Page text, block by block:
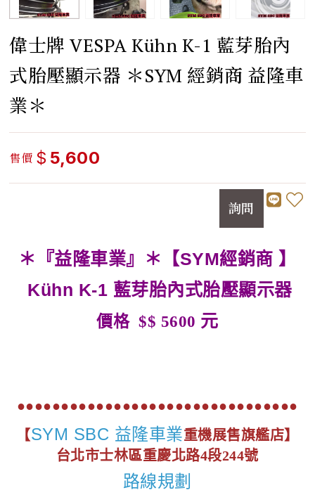
偉士牌 VESPA Kühn K-1 藍芽胎內
式胎壓顯示器 ＊SYM 經銷商 益隆車
業＊
售價 $ 5,600
詢問
＊『益隆車業』＊【SYM經銷商 】
Kühn K-1 藍芽胎內式胎壓顯示器
價格 $$ 5600 元
●●●●●●●●●●●●●●●●●●●●●●●●●●●●●●●●
【SYM SBC 益隆車業重機展售旗艦店】
台北市士林區重慶北路4段244號
路線規劃